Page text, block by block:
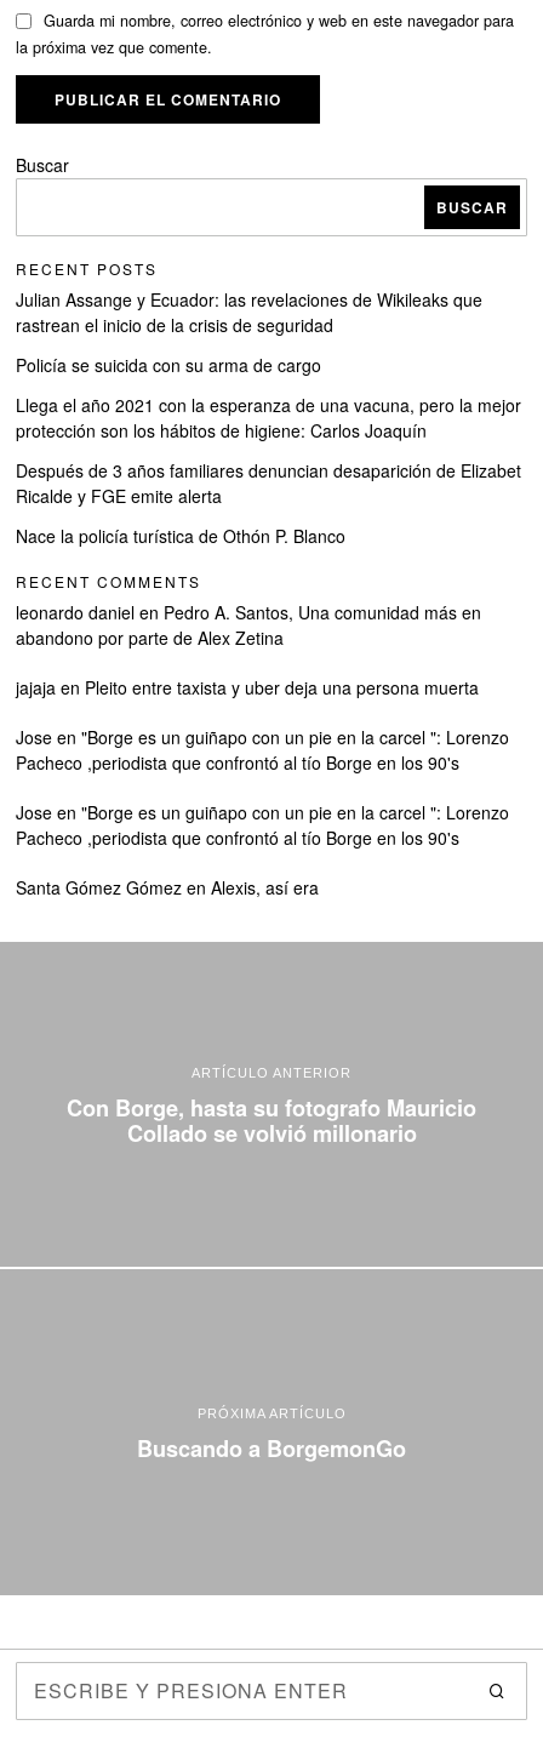
Guarda mi nombre, correo electrónico y web en este navegador para
la próxima vez que comente.
Buscar
BUSCAR
RECENT POSTS
Julian Assange y Ecuador: las revelaciones de Wikileaks que
rastrean el inicio de la crisis de seguridad
Policía se suicida con su arma de cargo
Llega el año 2021 con la esperanza de una vacuna, pero la mejor
protección son los hábitos de higiene: Carlos Joaquín
Después de 3 años familiares denuncian desaparición de Elizabet
Ricalde y FGE emite alerta
Nace la policía turística de Othón P. Blanco
RECENT COMMENTS
leonardo daniel en Pedro A. Santos, Una comunidad más en
abandono por parte de Alex Zetina
jajaja en Pleito entre taxista y uber deja una persona muerta
Jose en"Borge es un guiñapo con un pie en la carcel ": Lorenzo
Pacheco ,periodista que confrontó al tío Borge en los 90's
Jose en"Borge es un guiñapo con un pie en la carcel ": Lorenzo
Pacheco ,periodista que confrontó al tío Borge en los 90's
Santa Gómez Gómez enAlexis, así era
ARTÍCULO ANTERIOR
Con Borge, hasta su fotografo Mauricio
Collado se volvió millonario
PRÓXIMA ARTÍCULO
Buscando a BorgemonGo